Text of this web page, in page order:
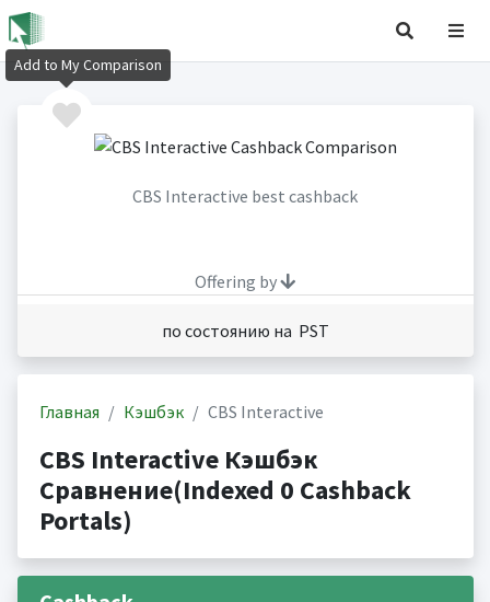
CBS Interactive best cashback
Offering by
по состоянию на PST
Главная Кэшбэк CBS Interactive
CBS Interactive Кэшбэк
Сравнение(Indexed 0 Cashback
Portals)
Add to My Comparison